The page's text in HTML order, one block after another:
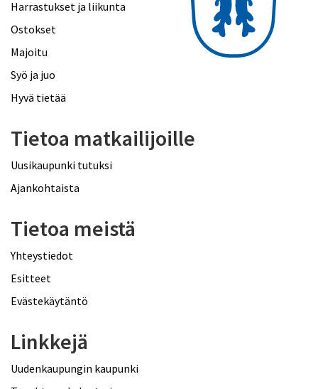
Harrastukset ja liikunta
Ostokset
Majoitu
Syö ja juo
Hyvä tietää
Tietoa matkailijoille
Uusikaupunki tutuksi
Ajankohtaista
Tietoa meistä
Yhteystiedot
Esitteet
Evästekäytäntö
Linkkejä
Uudenkaupungin kaupunki